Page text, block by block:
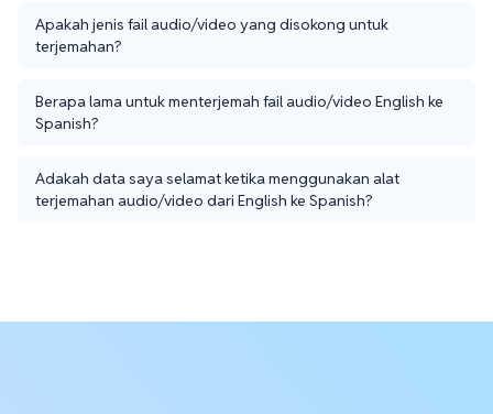
Apakah jenis fail audio/video yang disokong untuk
terjemahan?
Berapa lama untuk menterjemah fail audio/video English ke
Spanish?
Adakah data saya selamat ketika menggunakan alat
terjemahan audio/video dari English ke Spanish?